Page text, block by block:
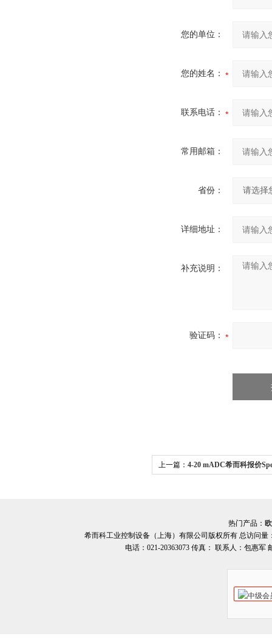
您的单位：
您的姓名：
联系电话：
常用邮箱：
省份：
详细地址：
补充说明：
验证码：
上一篇： 4-20 mADC希而科报价
热门产品：
希而科工业控制设备（上海）有限公司版权所有 总访问量
电话：021-20363073 传真： 联系人：包惠军